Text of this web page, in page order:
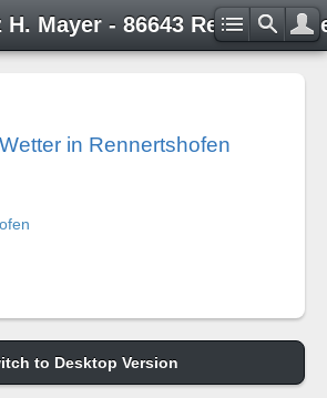
Mayer - 86643
in Rennertshofen
to Desktop Version